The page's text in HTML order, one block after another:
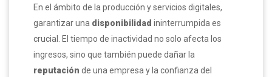
En el ámbito de la producción y servicios digitales,
garantizar una disponibilidad ininterrumpida es
crucial. El tiempo de inactividad no solo afecta los
ingresos, sino que también puede dañar la
reputación de una empresa y la confianza del